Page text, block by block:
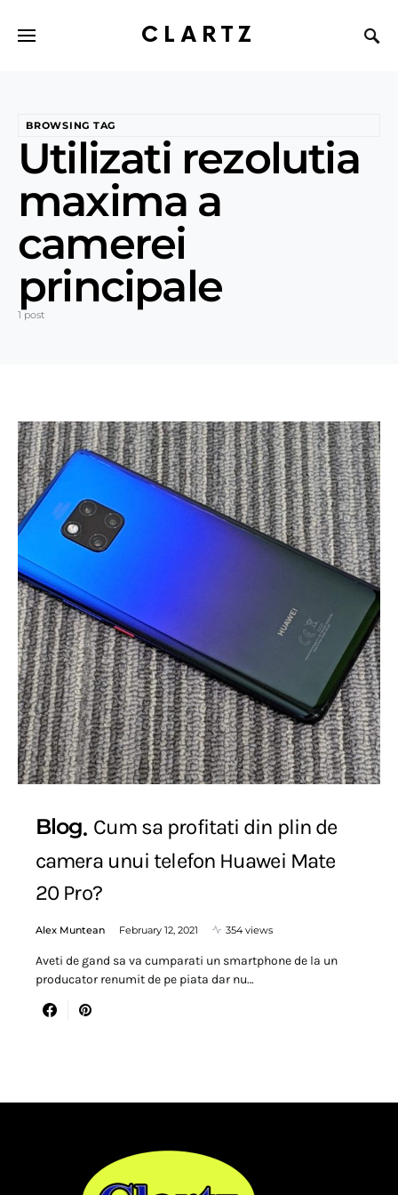
CLARTZ
BROWSING TAG
Utilizati rezolutia
maxima a
camerei
principale
1 post
Blog Cum sa profitati din plin de
camera unui telefon Huawei Mate
20 Pro?
Alex Muntean February 12, 2021 354 views
Aveti de gand sa va cumparati un smartphone de la un
producator renumit de pe piata dar nu…